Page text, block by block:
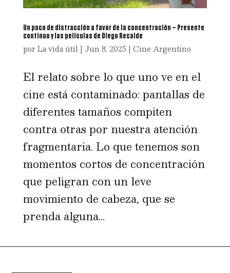
Un poco de distracción a favor de la concentración – Presente
continuo y las películas de Diego Recalde
por La vida útil| Jun 8, 2025 | Cine Argentino
El relato sobre lo que uno ve en el
cine está contaminado: pantallas de
diferentes tamaños compiten
contra otras por nuestra atención
fragmentaria. Lo que tenemos son
momentos cortos de concentración
que peligran con un leve
movimiento de cabeza, que se
prenda alguna...